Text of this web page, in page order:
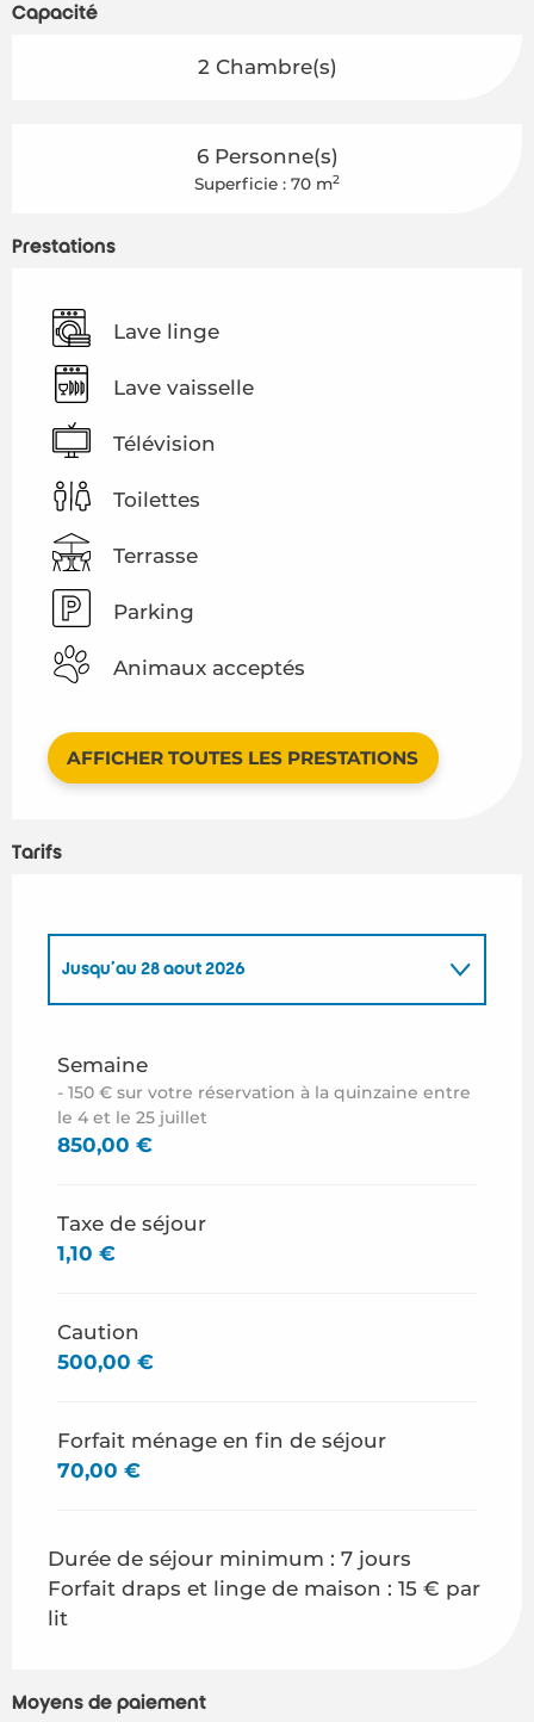
Capacité
2 Chambre(s)
6 Personne(s)
Superficie : 70 m2
Prestations
Lave linge
Lave vaisselle
Télévision
Toilettes
Terrasse
Parking
Animaux acceptés
AFFICHER TOUTES LES PRESTATIONS
Tarifs
Jusqu'au 28 août 2026
29 août 2026 30 septembre 2026
Semaine
- 150 € sur votre réservation à la quinzaine entre
le 4 et le 25 juillet
850,00 €
Taxe de séjour
1,10 €
Caution
500,00 €
Forfait ménage en fin de séjour
70,00 €
Durée de séjour minimum : 7 jours
Forfait draps et linge de maison : 15 € par
lit
Moyens de paiement